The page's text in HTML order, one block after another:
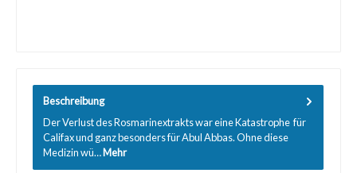
Beschreibung
Der Verlust des Rosmarinextrakts war eine Katastrophe  für
Califax und ganz besonders für Abul Abbas. Ohne diese
Medizin wü…Mehr